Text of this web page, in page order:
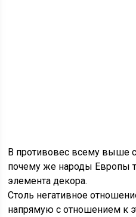
В противовес всему выше
почему же народы Европы
элемента декора.
Столь негативное
напрямую с отношением к